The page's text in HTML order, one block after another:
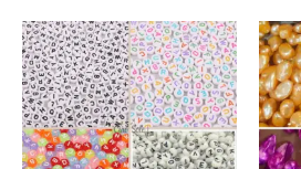
Este
producto
tiene
múltiples
variantes.